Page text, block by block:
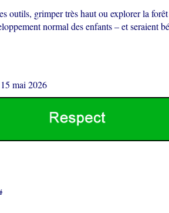
outils, grimper très haut ou explorer la
normal des enfants – et seraient
mai 2026